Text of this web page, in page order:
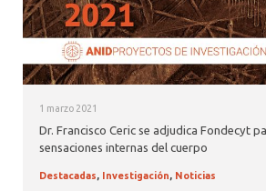
1 marzo 2021
Dr. Francisco Ceric se adjudica Fondecyt
sensaciones internas del cuerpo
Destacadas, Investigación, Noticias